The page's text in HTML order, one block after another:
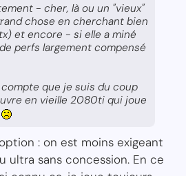
- cher, là ou un "vieux"
chose en cherchant bien
et encore - si elle a miné
perfs largement compensé
que je suis du coup
en vieille 2080ti qui joue
: on est moins exigeant
ultra sans concession. En ce